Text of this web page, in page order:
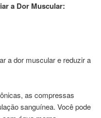
a Dor Muscular:
a dor muscular e reduzir a
as compressas
sanguínea. Você pode